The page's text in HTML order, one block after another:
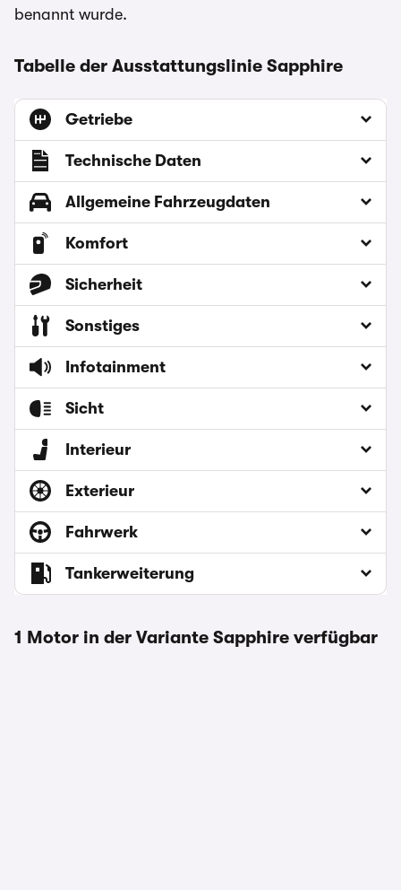
benannt wurde.
Tabelle der Ausstattungslinie Sapphire
Getriebe
Technische Daten
Allgemeine Fahrzeugdaten
Komfort
Sicherheit
Sonstiges
Infotainment
Sicht
Interieur
Exterieur
Fahrwerk
Tankerweiterung
1 Motor in der Variante Sapphire verfügbar